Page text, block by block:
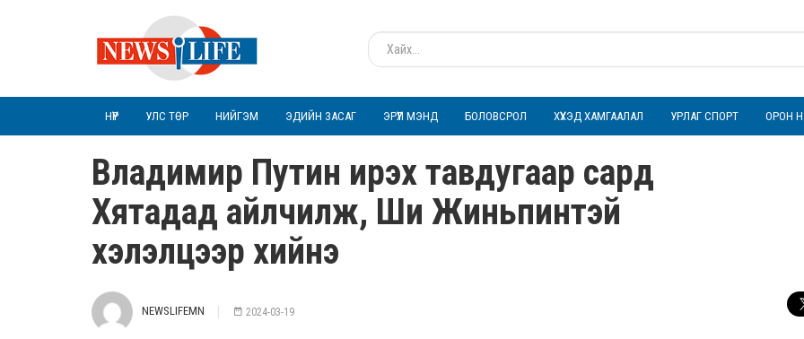
НҮҮР УЛС ТӨР НИЙГЭМ ЭДИЙН ЗАСАГ ЭРҮҮЛ МЭНД БОЛОВСРОЛ ХҮҮХЭД ХАМГААЛАЛ УРЛАГ СПОРТ ОРОН
Владимир Путин ирэх тавдугаар сард
Хятадад айлчилж, Ши Жиньпинтэй
хэлэлцээр хийнэ
NEWSLIFEMN 2024-03-19